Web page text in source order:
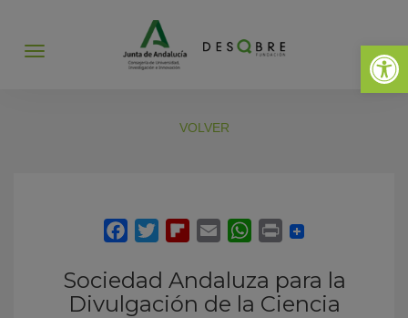
Abrir
Abrir
VOLVER
Sociedad Andaluza para la
Divulgación de la Ciencia